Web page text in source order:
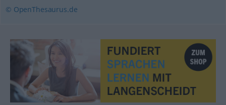
© OpenThesaurus.de